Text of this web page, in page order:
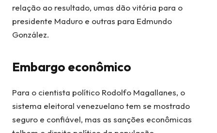
relação ao resultado, umas dão vitória para o
presidente Maduro e outras para Edmundo
González.
Embargo econômico
Para o cientista político Rodolfo Magallanes, o
sistema eleitoral venezuelano tem se mostrado
seguro e confiável, mas as sanções econômicas